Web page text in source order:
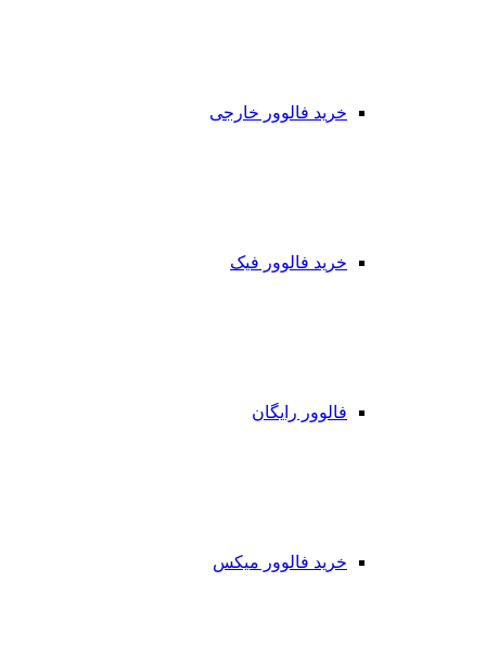
خرید فالوور خارجی
خرید فالوور فیک
فالوور رایگان
خرید فالوور میکس